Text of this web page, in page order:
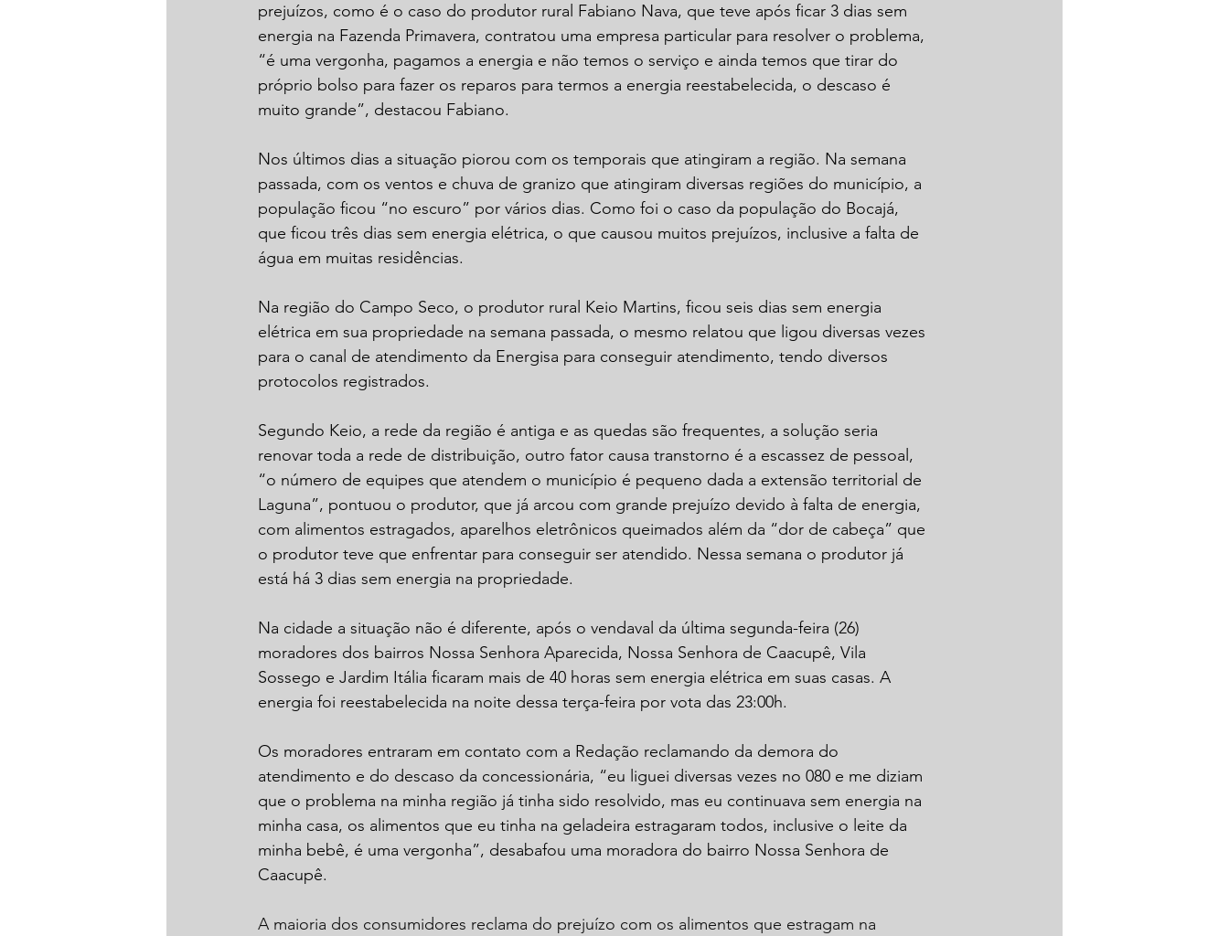
prejuízos, como é o caso do produtor rural Fabiano Nava, que teve após ficar 3 dias sem
energia na Fazenda Primavera, contratou uma empresa particular para resolver o problema,
“é uma vergonha, pagamos a energia e não temos o serviço e ainda temos que tirar do
próprio bolso para fazer os reparos para termos a energia reestabelecida, o descaso é
muito grande”, destacou Fabiano.
Nos últimos dias a situação piorou com os temporais que atingiram a região. Na semana
passada, com os ventos e chuva de granizo que atingiram diversas regiões do município, a
população ficou “no escuro” por vários dias. Como foi o caso da população do Bocajá,
que ficou três dias sem energia elétrica, o que causou muitos prejuízos, inclusive a falta de
água em muitas residências.
Na região do Campo Seco, o produtor rural Keio Martins, ficou seis dias sem energia
elétrica em sua propriedade na semana passada, o mesmo relatou que ligou diversas vezes
para o canal de atendimento da Energisa para conseguir atendimento, tendo diversos
protocolos registrados.
Segundo Keio, a rede da região é antiga e as quedas são frequentes, a solução seria
renovar toda a rede de distribuição, outro fator causa transtorno é a escassez de pessoal,
“o número de equipes que atendem o município é pequeno dada a extensão territorial de
Laguna”, pontuou o produtor, que já arcou com grande prejuízo devido à falta de energia,
com alimentos estragados, aparelhos eletrônicos queimados além da “dor de cabeça” que
o produtor teve que enfrentar para conseguir ser atendido. Nessa semana o produtor já
está há 3 dias sem energia na propriedade.
Na cidade a situação não é diferente, após o vendaval da última segunda-feira (26)
moradores dos bairros Nossa Senhora Aparecida, Nossa Senhora de Caacupê, Vila
Sossego e Jardim Itália ficaram mais de 40 horas sem energia elétrica em suas casas. A
energia foi reestabelecida na noite dessa terça-feira por vota das 23:00h.
Os moradores entraram em contato com a Redação reclamando da demora do
atendimento e do descaso da concessionária, “eu liguei diversas vezes no 080 e me diziam
que o problema na minha região já tinha sido resolvido, mas eu continuava sem energia na
minha casa, os alimentos que eu tinha na geladeira estragaram todos, inclusive o leite da
minha bebê, é uma vergonha”, desabafou uma moradora do bairro Nossa Senhora de
Caacupê.
A maioria dos consumidores reclama do prejuízo com os alimentos que estragam na